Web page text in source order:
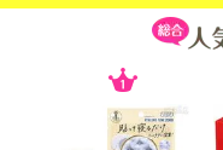
・原産国（最終加工地）：
・原材料/材質/素材：水、
酸アルキル（C10－30）
ド、ステアルトリモニウ
ルミチン酸アスコルビル